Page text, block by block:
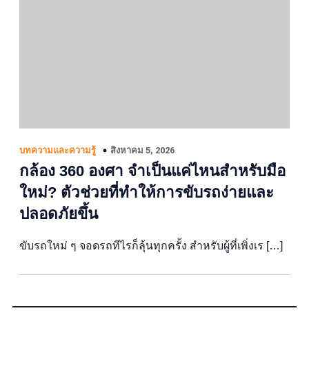
บทความและความรู้ สิงหาคม 5, 2026
กล้อง 360 องศา จำเป็นแค่ไหนสำหรับมือ
ใหม่? ตัวช่วยที่ทำให้การขับรถง่ายและ
ปลอดภัยขึ้น
ขับรถใหม่ ๆ จอดรถทีไรก็ลุ้นทุกครั้ง สำหรับผู้ที่เพิ่งเร […]